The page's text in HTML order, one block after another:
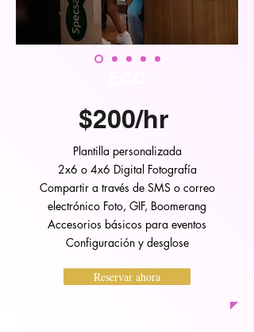
$200/hr
Plantilla personalizada
2x6 o 4x6 Digital Fotografía
Compartir a través de SMS o correo
electrónico Foto, GIF, Boomerang
Accesorios básicos para eventos
Configuración y desglose
Reservar ahora